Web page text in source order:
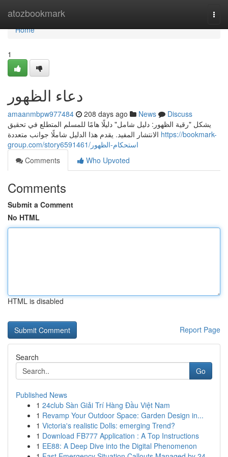
atozbookmark
Home
Home
1
دعاء الظهور
amaanmbpw977484 208 days ago News
Discuss
يشكل "رقية الظهور: دليل شامل" دليلًا هامًا للمسلم المتطلع في تحقيق
https://bookmark-
group.com/story6591461/استحكام-الظهور
Comments
Who Upvoted
Comments
Submit a Comment
No HTML
HTML is disabled
Report Page
Search
Go
Published News
1 24club Sàn Giải Trí Hàng Đầu Việt Nam
1 Revamp Your Outdoor Space: Garden Design in...
1 Victoria's realistic Dolls: emerging Trend?
1 Download FB777 Application : A Top Instructions
1 EE88: A Deep Dive into the Digital Phenomenon